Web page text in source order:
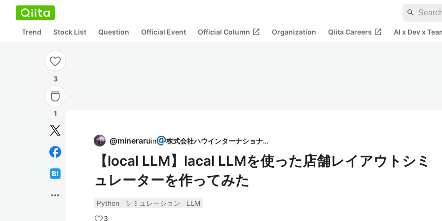
search
Trend Stock List Question Official Event Official Column open_in_new Organization Qiita Careers open_in_new AI x Dev x
3
1
more_horiz
@mineraruin 株式会社ハウインターナショナル
【local LLM】lacal LLMを使った店舗レイアウトシミ
ュレーターを作ってみた
Python シミュレーション
LLM
3